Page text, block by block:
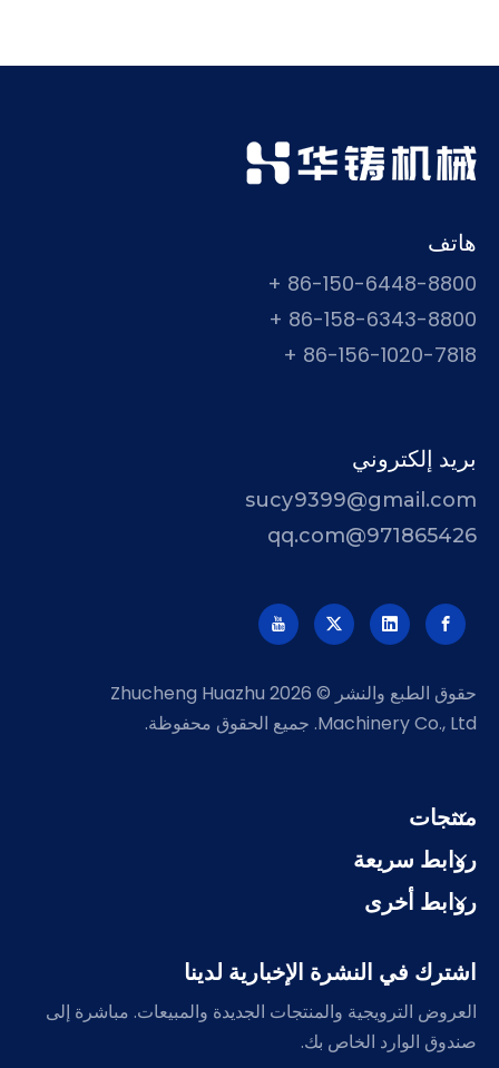
هاتف
86-150-6448-8800 +
86-158-6343-8800 +
86-156-1020-7818 +
بريد إلكتروني
sucy9399@gmail.com
971865426@qq.com
حقوق الطبع والنشر © 2026
Zhucheng Huazhu
Machinery Co., Ltd. جميع الحقوق محفوظة.
منتجات
روابط سريعة
روابط أخرى
اشترك في النشرة الإخبارية لدينا
العروض الترويجية والمنتجات الجديدة والمبيعات. مباشرة إلى
صندوق الوارد الخاص بك.